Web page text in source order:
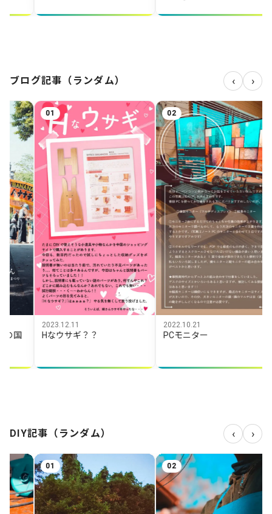
ブログ記事（ランダム） ‹ ›
ギ？？
02 03
DIY記事（ランダム） ‹ ›
02 03